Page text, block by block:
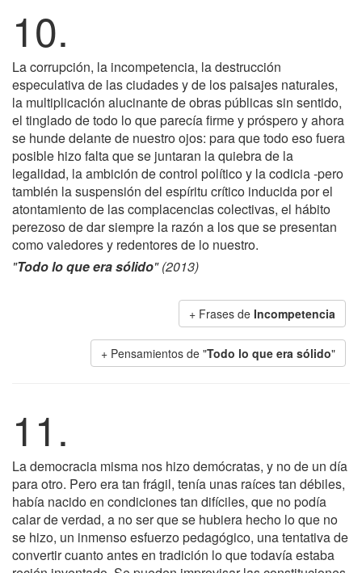
10.
La corrupción, la incompetencia, la destrucción
especulativa de las ciudades y de los paisajes naturales,
la multiplicación alucinante de obras públicas sin sentido,
el tinglado de todo lo que parecía firme y próspero y ahora
se hunde delante de nuestro ojos: para que todo eso fuera
posible hizo falta que se juntaran la quiebra de la
legalidad, la ambición de control político y la codicia -pero
también la suspensión del espíritu crítico inducida por el
atontamiento de las complacencias colectivas, el hábito
perezoso de dar siempre la razón a los que se presentan
como valedores y redentores de lo nuestro.
"Todo lo que era sólido" (2013)
+ Frases de Incompetencia
+ Pensamientos de "Todo lo que era sólido"
11.
La democracia misma nos hizo demócratas, y no de un día
para otro. Pero era tan frágil, tenía unas raíces tan débiles,
había nacido en condiciones tan difíciles, que no podía
calar de verdad, a no ser que se hubiera hecho lo que no
se hizo, un inmenso esfuerzo pedagógico, una tentativa de
convertir cuanto antes en tradición lo que todavía estaba